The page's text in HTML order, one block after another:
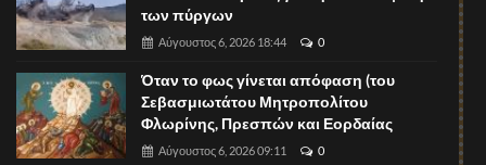
των πύργων
Αύγουστος 6, 2026 18:44 0
Όταν το φως γίνεται απόφαση (του
Σεβασμιωτάτου Μητροπολίτου
Φλωρίνης, Πρεσπών και Εορδαίας
Αύγουστος 6, 2026 09:11 0